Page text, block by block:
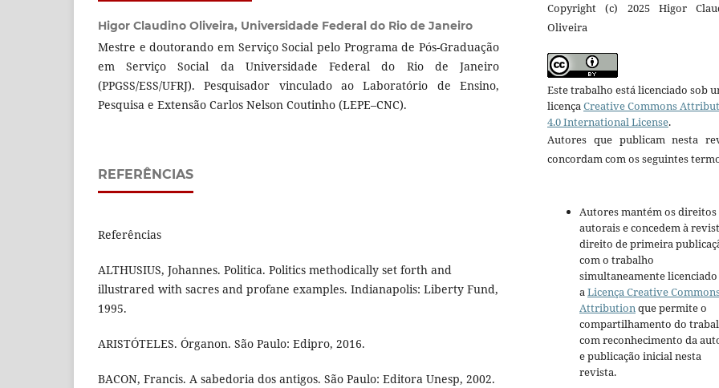
Higor Claudino Oliveira, Universidade Federal do Rio de Janeiro
Mestre e doutorando em Serviço Social pelo Programa de Pós-Graduação
em Serviço Social da Universidade Federal do Rio de Janeiro
(PPGSS/ESS/UFRJ). Pesquisador vinculado ao Laboratório de Ensino,
Pesquisa e Extensão Carlos Nelson Coutinho (LEPE–CNC).
REFERÊNCIAS
Referências
ALTHUSIUS, Johannes. Politica. Politics methodically set forth and
illustrared with sacres and profane examples. Indianapolis: Liberty Fund,
1995.
ARISTÓTELES. Órganon. São Paulo: Edipro, 2016.
BACON, Francis. A sabedoria dos antigos. São Paulo: Editora Unesp, 2002.
Copyright (c) 2025 Higor
Oliveira
Este trabalho está licenciado sob
licençaCreative Commons
4.0 International License.
Autores que publicam nesta
concordam com os seguintes
Autores mantém os direitos
autorais e concedem à
direito de primeira
com o trabalho
simultaneamente
aLicença Creative
Attributionque permite o
compartilhamento do
com reconhecimento da
e publicação inicial nesta
revista.